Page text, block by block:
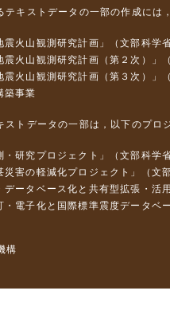
テキストデータの一部の作成には
震火山観測研究計画」（文部科学
震火山観測研究計画（第２次）」
震火山観測研究計画（第３次）」
築事業
ストデータの一部は，以下のプロ
・研究プロジェクト」（文部科
災害の軽減化プロジェクト」（
データベース化と共有型拡張・
・電子化と国際標準震度データ
構